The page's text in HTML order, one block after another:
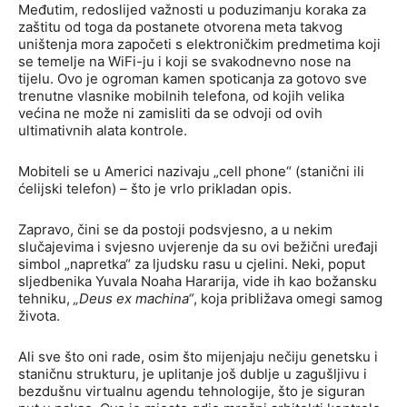
Međutim, redoslijed važnosti u poduzimanju koraka za
zaštitu od toga da postanete otvorena meta takvog
uništenja mora započeti s elektroničkim predmetima koji
se temelje na WiFi-ju i koji se svakodnevno nose na
tijelu. Ovo je ogroman kamen spoticanja za gotovo sve
trenutne vlasnike mobilnih telefona, od kojih velika
većina ne može ni zamisliti da se odvoji od ovih
ultimativnih alata kontrole.
Mobiteli se u Americi nazivaju „cell phone“ (stanični ili
ćelijski telefon) – što je vrlo prikladan opis.
Zapravo, čini se da postoji podsvjesno, a u nekim
slučajevima i svjesno uvjerenje da su ovi bežični uređaji
simbol „napretka“ za ljudsku rasu u cjelini. Neki, poput
sljedbenika Yuvala Noaha Hararija, vide ih kao božansku
tehniku, „Deus ex machina“, koja približava omegi samog
života.
Ali sve što oni rade, osim što mijenjaju nečiju genetsku i
staničnu strukturu, je uplitanje još dublje u zagušljivu i
bezdušnu virtualnu agendu tehnologije, što je siguran